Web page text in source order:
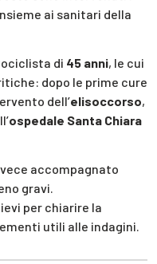
ai sanitari della
di 45 anni, le cui
dopo le prime cure
dell’elisoccorso,
ospedale Santa Chiara
accompagnato
gravi.
per chiarire la
utili alle indagini.